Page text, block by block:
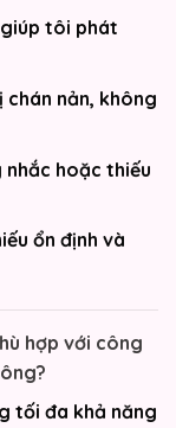
tôi phát
chán nản, không
hoặc thiếu
ổn định và
hợp với công
tối đa khả năng